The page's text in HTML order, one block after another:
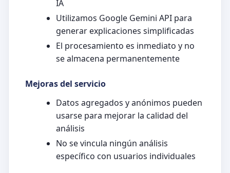
IA
Utilizamos Google Gemini API para
generar explicaciones simplificadas
El procesamiento es inmediato y no
se almacena permanentemente
Mejoras del servicio
Datos agregados y anónimos pueden
usarse para mejorar la calidad del
análisis
No se vincula ningún análisis
específico con usuarios individuales